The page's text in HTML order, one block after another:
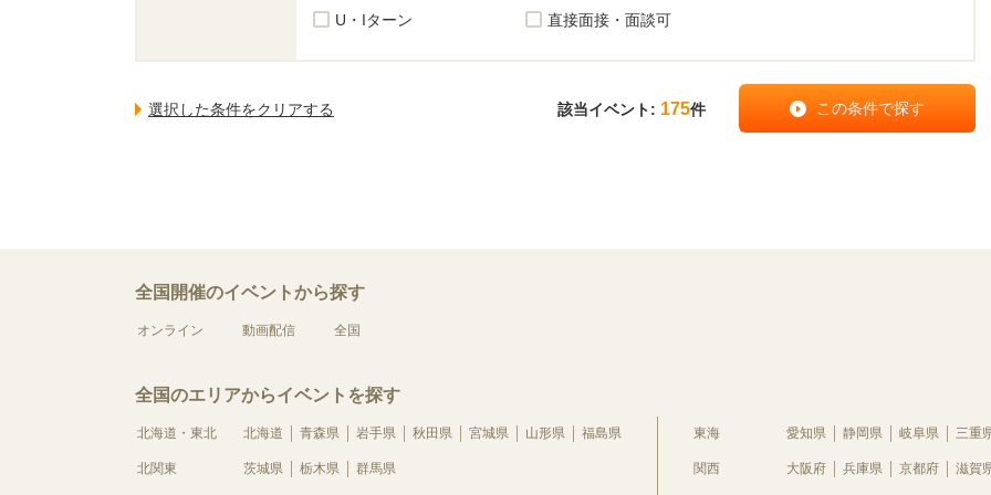
U・Iターン
直接面接・面談可
該当イベント: 175件
全国開催のイベントから探す
オンライン 動画配信 全国
全国のエリアからイベントを探す
北海道・東北 北海道 青森県 岩手県 秋田県 宮城県 山形県 福島県
北関東 茨城県 栃木県 群馬県
東海 愛知県 静岡県 岐阜県 三重
関西 大阪府 兵庫県 京都府 滋賀